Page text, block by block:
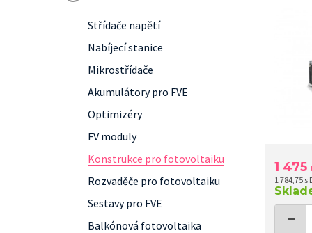
Střídače napětí
Nabíjecí stanice
Mikrostřídače
Akumulátory pro FVE
Optimizéry
FV moduly
Konstrukce pro fotovoltaiku
Rozvaděče pro fotovoltaiku
Sestavy pro FVE
Balkónová fotovoltaika
1 475
1 784,75 s
−